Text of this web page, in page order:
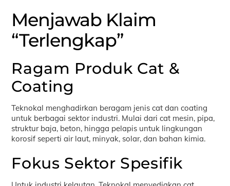
Menjawab Klaim
“Terlengkap”
Ragam Produk Cat &
Coating
Teknokal menghadirkan beragam jenis cat dan coating
untuk berbagai sektor industri. Mulai dari cat mesin, pipa,
struktur baja, beton, hingga pelapis untuk lingkungan
korosif seperti air laut, minyak, solar, dan bahan kimia.
Fokus Sektor Spesifik